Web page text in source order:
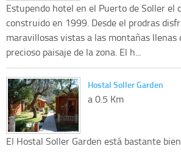
Estupendo hotel en el Puerto de Soller el
construido en 1999. Desde el prodras
maravillosas vistas a las montañas llenas
precioso paisaje de la zona. El h...
Hostal Soller Garden
a 0.5 Km
El Hostal Soller Garden está bastante